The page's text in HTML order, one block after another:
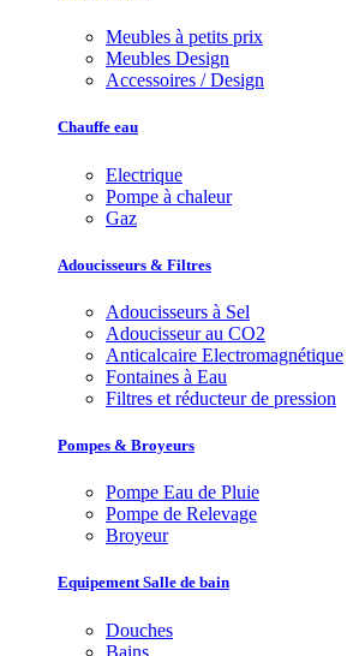
Meubles à petits prix
Meubles Design
Accessoires / Design
Chauffe eau
Electrique
Pompe à chaleur
Gaz
Adoucisseurs & Filtres
Adoucisseurs à Sel
Adoucisseur au CO2
Anticalcaire Electromagnétique
Fontaines à Eau
Filtres et réducteur de pression
Pompes & Broyeurs
Pompe Eau de Pluie
Pompe de Relevage
Broyeur
Equipement Salle de bain
Douches
Bains